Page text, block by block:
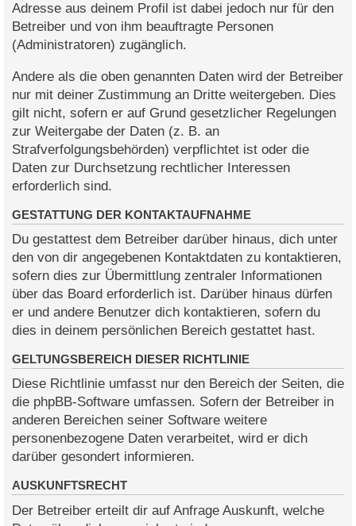
Adresse aus deinem Profil ist dabei jedoch nur für den
Betreiber und von ihm beauftragte Personen
(Administratoren) zugänglich.
Andere als die oben genannten Daten wird der Betreiber
nur mit deiner Zustimmung an Dritte weitergeben. Dies
gilt nicht, sofern er auf Grund gesetzlicher Regelungen
zur Weitergabe der Daten (z. B. an
Strafverfolgungsbehörden) verpflichtet ist oder die
Daten zur Durchsetzung rechtlicher Interessen
erforderlich sind.
GESTATTUNG DER KONTAKTAUFNAHME
Du gestattest dem Betreiber darüber hinaus, dich unter
den von dir angegebenen Kontaktdaten zu kontaktieren,
sofern dies zur Übermittlung zentraler Informationen
über das Board erforderlich ist. Darüber hinaus dürfen
er und andere Benutzer dich kontaktieren, sofern du
dies in deinem persönlichen Bereich gestattet hast.
GELTUNGSBEREICH DIESER RICHTLINIE
Diese Richtlinie umfasst nur den Bereich der Seiten, die
die phpBB-Software umfassen. Sofern der Betreiber in
anderen Bereichen seiner Software weitere
personenbezogene Daten verarbeitet, wird er dich
darüber gesondert informieren.
AUSKUNFTSRECHT
Der Betreiber erteilt dir auf Anfrage Auskunft, welche